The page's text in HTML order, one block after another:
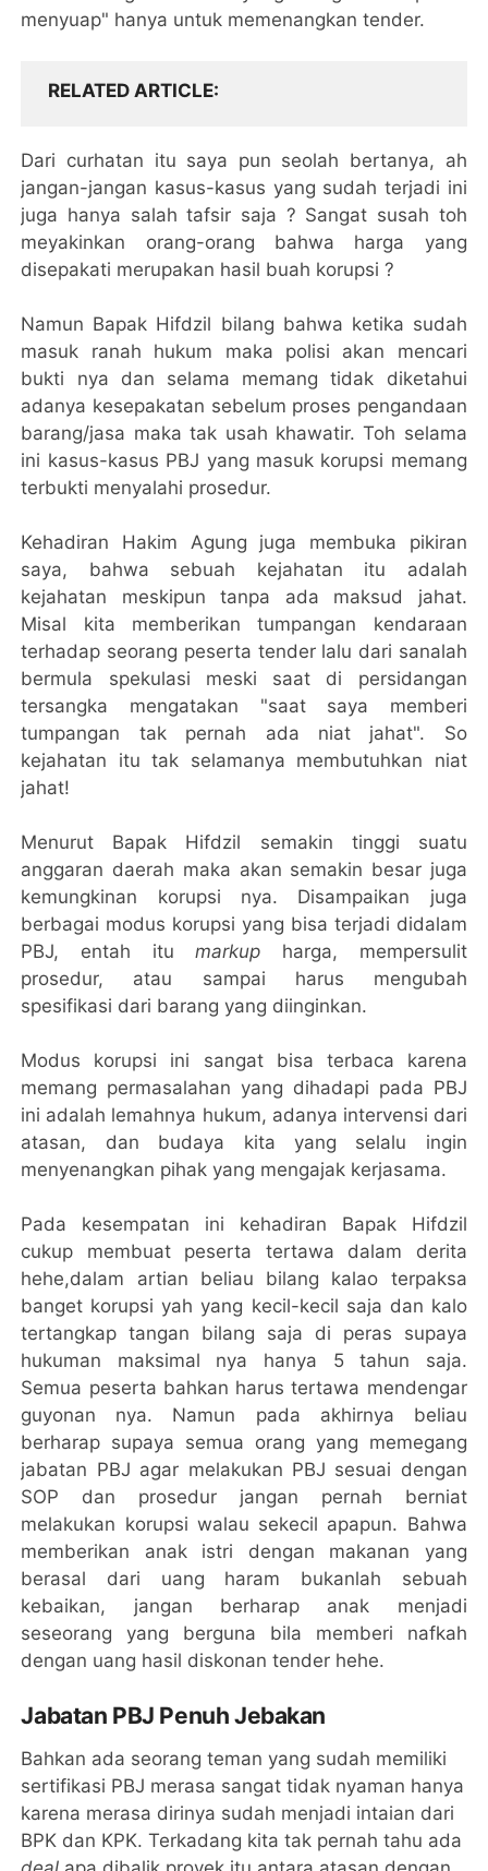
menyuap" hanya untuk memenangkan tender.
RELATED ARTICLE
Dari curhatan itu saya pun seolah bertanya, ah
jangan-jangan kasus-kasus yang sudah terjadi ini
juga hanya salah tafsir saja ? Sangat susah toh
meyakinkan orang-orang bahwa harga yang
disepakati merupakan hasil buah korupsi ?
Namun Bapak Hifdzil bilang bahwa ketika sudah
masuk ranah hukum maka polisi akan mencari
bukti nya dan selama memang tidak diketahui
adanya kesepakatan sebelum proses pengandaan
barang/jasa maka tak usah khawatir. Toh selama
ini kasus-kasus PBJ yang masuk korupsi memang
terbukti menyalahi prosedur.
Kehadiran Hakim Agung juga membuka pikiran
saya, bahwa sebuah kejahatan itu adalah
kejahatan meskipun tanpa ada maksud jahat.
Misal kita memberikan tumpangan kendaraan
terhadap seorang peserta tender lalu dari sanalah
bermula spekulasi meski saat di persidangan
tersangka mengatakan "saat saya memberi
tumpangan tak pernah ada niat jahat". So
kejahatan itu tak selamanya membutuhkan niat
jahat!
Menurut Bapak Hifdzil semakin tinggi suatu
anggaran daerah maka akan semakin besar juga
kemungkinan korupsi nya. Disampaikan juga
berbagai modus korupsi yang bisa terjadi didalam
PBJ, entah itumarkup harga, mempersulit
prosedur, atau sampai harus mengubah
spesifikasi dari barang yang diinginkan.
Modus korupsi ini sangat bisa terbaca karena
memang permasalahan yang dihadapi pada PBJ
ini adalah lemahnya hukum, adanya intervensi dari
atasan, dan budaya kita yang selalu ingin
menyenangkan pihak yang mengajak kerjasama.
Pada kesempatan ini kehadiran Bapak Hifdzil
cukup membuat peserta tertawa dalam derita
hehe,dalam artian beliau bilang kalao terpaksa
banget korupsi yah yang kecil-kecil saja dan kalo
tertangkap tangan bilang saja di peras supaya
hukuman maksimal nya hanya 5 tahun saja.
Semua peserta bahkan harus tertawa mendengar
guyonan nya. Namun pada akhirnya beliau
berharap supaya semua orang yang memegang
jabatan PBJ agar melakukan PBJ sesuai dengan
SOP dan prosedur jangan pernah berniat
melakukan korupsi walau sekecil apapun. Bahwa
memberikan anak istri dengan makanan yang
berasal dari uang haram bukanlah sebuah
kebaikan, jangan berharap anak menjadi
seseorang yang berguna bila memberi nafkah
dengan uang hasil diskonan tender hehe.
Jabatan PBJ Penuh Jebakan
Bahkan ada seorang teman yang sudah memiliki
sertifikasi PBJ merasa sangat tidak nyaman hanya
karena merasa dirinya sudah menjadi intaian dari
BPK dan KPK. Terkadang kita tak pernah tahu ada